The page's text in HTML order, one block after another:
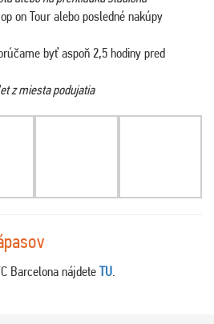
on Tour alebo posledné nakúpy
byť aspoň 2,5 hodiny pred
z miesta podujatia
Barcelona nájdete TU.